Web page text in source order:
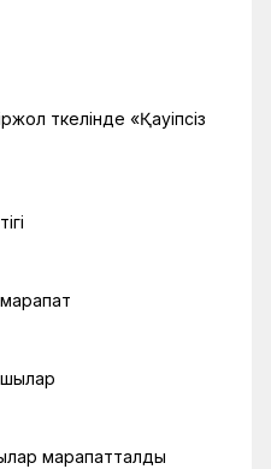
өткелінде «Қауіпсіз
марапатталды